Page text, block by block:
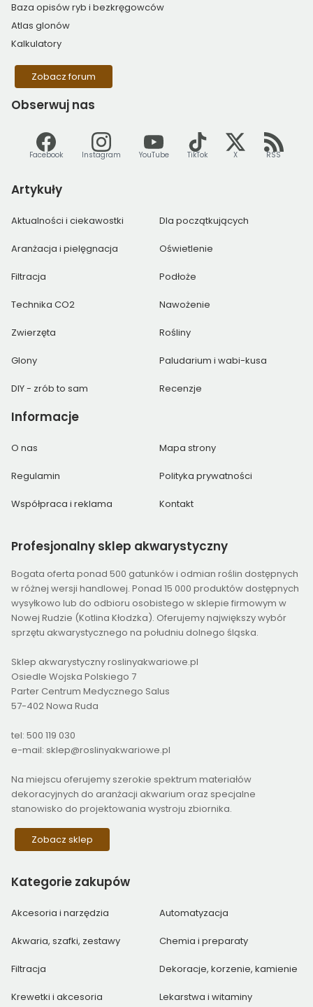
Baza opisów ryb i bezkręgowców
Atlas glonów
Kalkulatory
Zobacz forum
Obserwuj nas
Facebook Instagram YouTube TikTok X RSS
Artykuły
Aktualności i ciekawostki Dla początkujących
Aranżacja i pielęgnacja Oświetlenie
Filtracja Podłoże
Technika CO2 Nawożenie
Zwierzęta Rośliny
Glony Paludarium i wabi-kusa
DIY - zrób to sam Recenzje
Informacje
O nas Mapa strony
Regulamin Polityka prywatności
Współpraca i reklama Kontakt
Profesjonalny sklep akwarystyczny
Bogata oferta ponad 500 gatunków i odmian roślin dostępnych
w różnej wersji handlowej. Ponad 15 000 produktów dostępnych
wysyłkowo lub do odbioru osobistego w sklepie firmowym w
Nowej Rudzie (Kotlina Kłodzka). Oferujemy największy wybór
sprzętu akwarystycznego na południu dolnego śląska.
Sklep akwarystyczny roslinyakwariowe.pl
Osiedle Wojska Polskiego 7
Parter Centrum Medycznego Salus
57-402 Nowa Ruda
tel: 500 119 030
e-mail: sklep@roslinyakwariowe.pl
Na miejscu oferujemy szerokie spektrum materiałów
dekoracyjnych do aranżacji akwarium oraz specjalne
stanowisko do projektowania wystroju zbiornika.
Zobacz sklep
Kategorie zakupów
Akcesoria i narzędzia Automatyzacja
Akwaria, szafki, zestawy Chemia i preparaty
Filtracja Dekoracje, korzenie, kamienie
Krewetki i akcesoria Lekarstwa i witaminy